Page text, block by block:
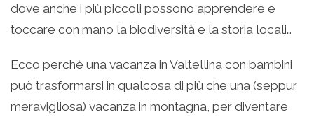
dove anche i più piccoli possono apprendere e
toccare con mano la biodiversità e la storia locali…
Ecco perchè una vacanza in Valtellina con bambini
può trasformarsi in qualcosa di più che una (seppur
meravigliosa) vacanza in montagna, per diventare